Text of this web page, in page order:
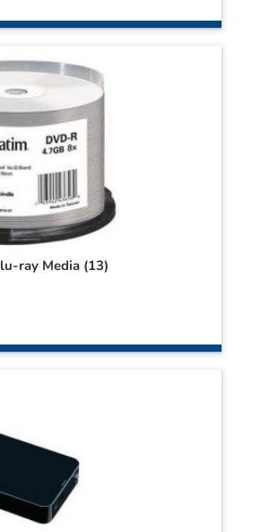
ray Media (13)